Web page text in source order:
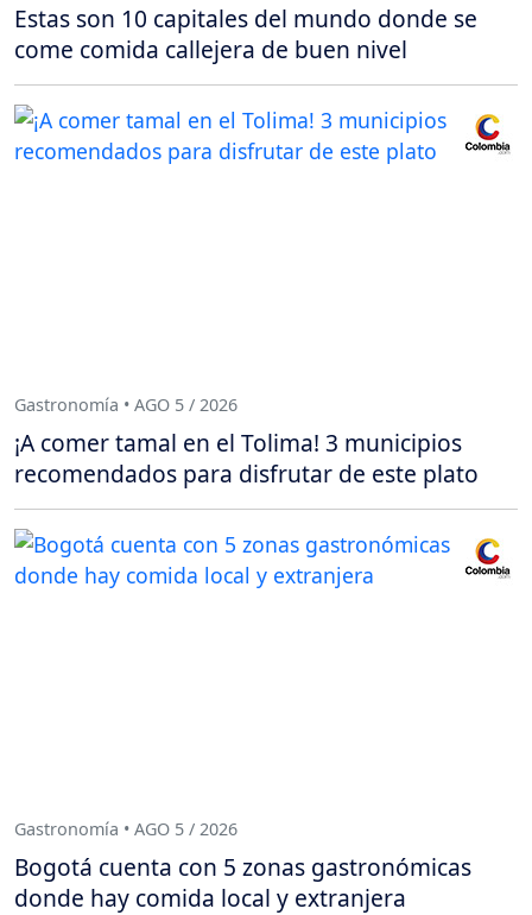
Estas son 10 capitales del mundo donde se
come comida callejera de buen nivel
Gastronomía • AGO 5 / 2026
¡A comer tamal en el Tolima! 3 municipios
recomendados para disfrutar de este plato
Gastronomía • AGO 5 / 2026
Bogotá cuenta con 5 zonas gastronómicas
donde hay comida local y extranjera